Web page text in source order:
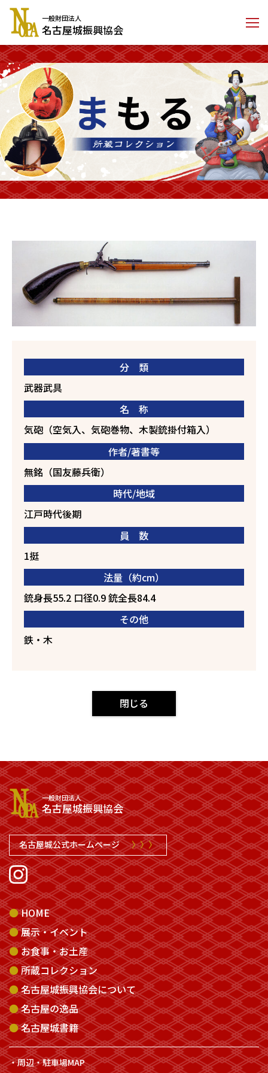
ン
ツ
に
ス
キ
ッ
プ
一般財団法人
名古屋城振興協会
分 類
武器武具
名 称
気砲（空気入、気砲巻物、木製銃掛付箱入）
作者/著書等
無銘（国友藤兵衛）
時代/地域
江戸時代後期
員 数
1挺
法量（約cm）
銃身長55.2 口径0.9 銃全長84.4
その他
鉄・木
閉じる
一般財団法人
名古屋城振興協会
名古屋城公式ホームページ 〉〉〉
HOME
展示・イベント
お食事・お土産
所蔵コレクション
名古屋城振興協会について
名古屋の逸品
名古屋城書籍
周辺・駐車場MAP